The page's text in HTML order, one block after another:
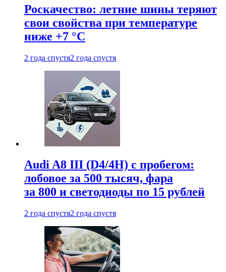
Роскачество: летние шины теряют
свои свойства при температуре
ниже +7 °C
2 года спустя2 года спустя
Audi A8 III (D4/4H) c пробегом:
лобовое за 500 тысяч, фара
за 800 и светодиоды по 15 рублей
2 года спустя2 года спустя